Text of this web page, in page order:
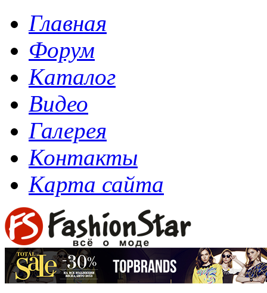
Главная
Форум
Каталог
Видео
Галерея
Контакты
Карта сайта